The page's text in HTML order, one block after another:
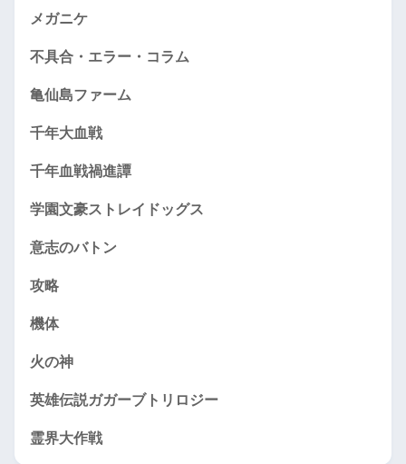
メガニケ
不具合・エラー・コラム
亀仙島ファーム
千年大血戦
千年血戦禍進譚
学園文豪ストレイドッグス
意志のバトン
攻略
機体
火の神
英雄伝説ガガーブトリロジー
霊界大作戦